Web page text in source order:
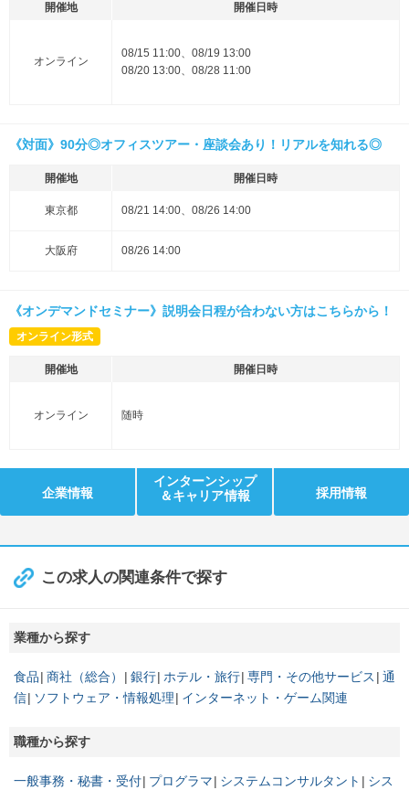
開催地 開催日時
オンライン
08/15 11:00、08/19 13:00
08/20 13:00、08/28 11:00
《対面》90分◎オフィスツアー・座談会あり！リアルを知れる◎
開催地 開催日時
東京都 08/21 14:00、08/26 14:00
大阪府 08/26 14:00
《オンデマンドセミナー》説明会日程が合わない方はこちらから！
オンライン形式
開催地 開催日時
オンライン 随時
企業情報
インターンシップ
＆キャリア情報
採用情報
この求人の関連条件で探す
業種から探す
食品 商社（総合） 銀行 ホテル・旅行 専門・その他サービス
通
信
ソフトウェア・情報処理 インターネット・ゲーム関連
職種から探す
一般事務・秘書・受付 プログラマ システムコンサルタント
シス